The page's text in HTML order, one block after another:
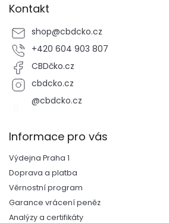
Kontakt
shop@cbdcko.cz
+420 604 903 807
CBDčko.cz
cbdcko.cz
@cbdcko.cz
Informace pro vás
Výdejna Praha 1
Doprava a platba
Věrnostní program
Garance vrácení peněz
Analýzy a certifikáty